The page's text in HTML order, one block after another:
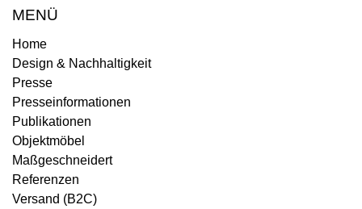
MENÜ
Home
Design & Nachhaltigkeit
Presse
Presseinformationen
Publikationen
Objektmöbel
Maßgeschneidert
Referenzen
Versand (B2C)